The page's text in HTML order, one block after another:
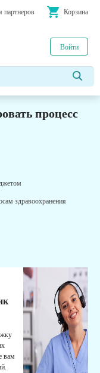
партнеров shopping_cart Корзина
Войти
процесс
здравоохранения